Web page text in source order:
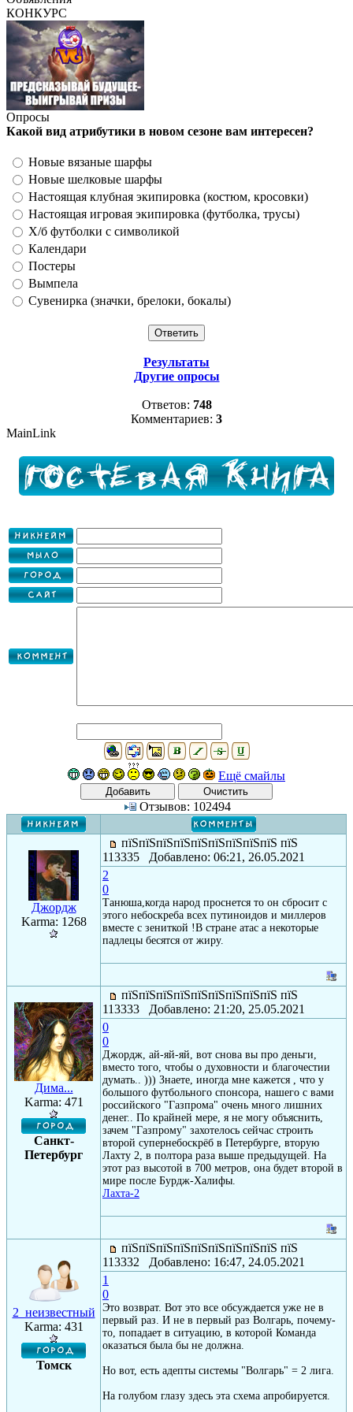
КОНКУРС
Опросы
Какой вид атрибутики в новом сезоне вам интересен?
Новые вязаные шарфы
Новые шелковые шарфы
Настоящая клубная экипировка (костюм, кросовки)
Настоящая игровая экипировка (футболка, трусы)
Х/б футболки с символикой
Календари
Постеры
Вымпела
Сувенирка (значки, брелоки, бокалы)
Результаты
Другие опросы
Ответов: 748
Комментариев: 3
MainLink
Ещё смайлы
Отзывов: 102494
Джордж
Karma: 1268
пїЅпїЅпїЅпїЅпїЅпїЅпїЅпїЅпїЅ пїЅ
113335 Добавлено: 06:21, 26.05.2021
2
0
Танюша,когда народ проснется то он сбросит с
этого небоскреба всех путиноидов и миллеров
вместе с зениткой !В стране атас а некоторые
падлецы бесятся от жиру.
Дима...
Karma: 471
Санкт-
Петербург
пїЅпїЅпїЅпїЅпїЅпїЅпїЅпїЅпїЅ пїЅ
113333 Добавлено: 21:20, 25.05.2021
0
0
Джордж, ай-яй-яй, вот снова вы про деньги,
вместо того, чтобы о духовности и благочестии
думать.. ))) Знаете, иногда мне кажется , что у
большого футбольного спонсора, нашего с вами
российского "Газпрома" очень много лишних
денег.. По крайней мере, я не могу объяснить,
зачем "Газпрому" захотелось сейчас строить
второй супернебоскрёб в Петербурге, вторую
Лахту 2, в полтора раза выше предыдущей. На
этот раз высотой в 700 метров, она будет второй в
мире после Бурдж-Халифы.
Лахта-2
2_неизвестный
Karma: 431
Томск
пїЅпїЅпїЅпїЅпїЅпїЅпїЅпїЅпїЅ пїЅ
113332 Добавлено: 16:47, 24.05.2021
1
0
Это возврат. Вот это все обсуждается уже не в
первый раз. И не в первый раз Волгарь, почему-
то, попадает в ситуацию, в которой Команда
оказаться была бы не должна.
Но вот, есть адепты системы "Волгарь" = 2 лига.
На голубом глазу здесь эта схема апробируется.